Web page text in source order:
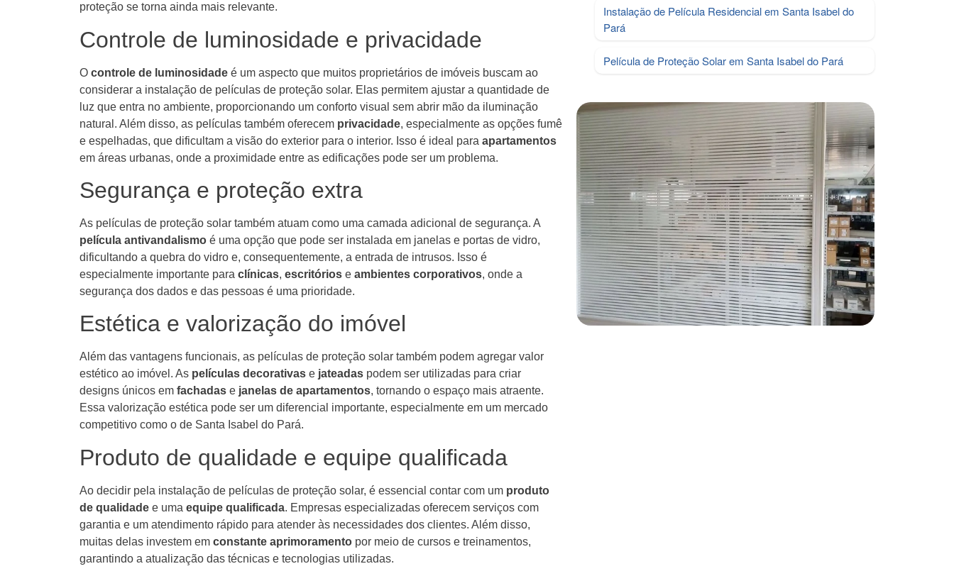
proteção se torna ainda mais relevante.
Controle de luminosidade e privacidade
O controle de luminosidade é um aspecto que muitos proprietários de imóveis buscam ao
considerar a instalação de películas de proteção solar. Elas permitem ajustar a quantidade de
luz que entra no ambiente, proporcionando um conforto visual sem abrir mão da iluminação
natural. Além disso, as películas também oferecem privacidade, especialmente as opções fumê
e espelhadas, que dificultam a visão do exterior para o interior. Isso é ideal para apartamentos
em áreas urbanas, onde a proximidade entre as edificações pode ser um problema.
Segurança e proteção extra
As películas de proteção solar também atuam como uma camada adicional de segurança. A
película antivandalismo é uma opção que pode ser instalada em janelas e portas de vidro,
dificultando a quebra do vidro e, consequentemente, a entrada de intrusos. Isso é
especialmente importante para clínicas, escritórios e ambientes corporativos, onde a
segurança dos dados e das pessoas é uma prioridade.
Estética e valorização do imóvel
Além das vantagens funcionais, as películas de proteção solar também podem agregar valor
estético ao imóvel. As películas decorativas e jateadas podem ser utilizadas para criar
designs únicos em fachadas e janelas de apartamentos, tornando o espaço mais atraente.
Essa valorização estética pode ser um diferencial importante, especialmente em um mercado
competitivo como o de Santa Isabel do Pará.
Produto de qualidade e equipe qualificada
Ao decidir pela instalação de películas de proteção solar, é essencial contar com um produto
de qualidade e uma equipe qualificada. Empresas especializadas oferecem serviços com
garantia e um atendimento rápido para atender às necessidades dos clientes. Além disso,
muitas delas investem em constante aprimoramento por meio de cursos e treinamentos,
garantindo a atualização das técnicas e tecnologias utilizadas.
Instalação de Película Residencial em Santa Isabel do
Pará
Película de Proteção Solar em Santa Isabel do Pará